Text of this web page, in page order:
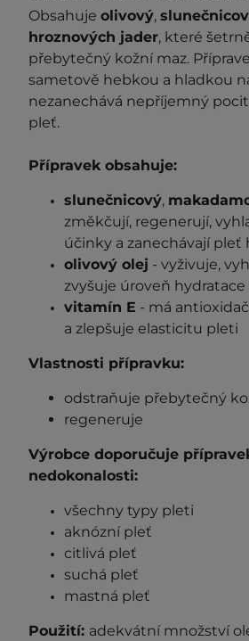
Obsahuje olivový,
hroznových jader, které
přebytečný kožní maz.
sametově hebkou a hladkou
nezanechává nepříjemný
pleť.
Přípravek obsahuje:
slunečnicový,
změkčují, regenerují,
účinky a zanechávají
olivový olej - vyživuje,
zvyšuje úroveň hydratace
vitamín E - má
a zlepšuje elasticitu pleti
Vlastnosti přípravku:
odstraňuje přebytečný
regeneruje
Výrobce doporučuje
nedokonalosti:
všechny typy pleti
aknózní pleť
citlivá pleť
suchá pleť
mastná pleť
Použití: adekvátní množství